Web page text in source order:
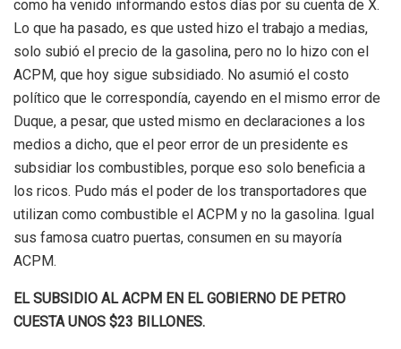
como ha venido informando estos días por su cuenta de X.
Lo que ha pasado, es que usted hizo el trabajo a medias,
solo subió el precio de la gasolina, pero no lo hizo con el
ACPM, que hoy sigue subsidiado. No asumió el costo
político que le correspondía, cayendo en el mismo error de
Duque, a pesar, que usted mismo en declaraciones a los
medios a dicho, que el peor error de un presidente es
subsidiar los combustibles, porque eso solo beneficia a
los ricos. Pudo más el poder de los transportadores que
utilizan como combustible el ACPM y no la gasolina. Igual
sus famosa cuatro puertas, consumen en su mayoría
ACPM.
EL SUBSIDIO AL ACPM EN EL GOBIERNO DE PETRO
CUESTA UNOS $23 BILLONES.